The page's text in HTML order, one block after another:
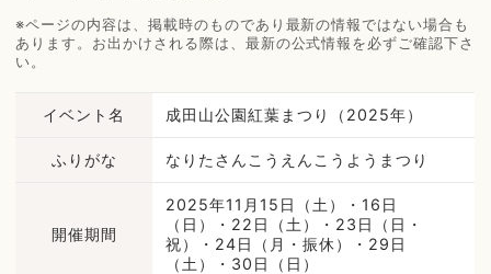
※ページの内容は、掲載時のものであり最新の情報ではない場合も
あります。お出かけされる際は、最新の公式情報を必ずご確認下さ
い。
イベント名 成田山公園紅葉まつり（2025年）
ふりがな なりたさんこうえんこうようまつり
開催期間
2025年11月15日（土）・16日
（日）・22日（土）・23日（日・
祝）・24日（月・振休）・29日
（土）・30日（日）